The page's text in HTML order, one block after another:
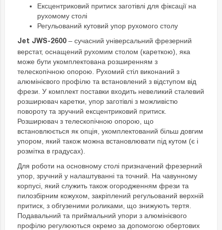
Ексцентриковий притиск заготівлі для фіксації на
рухомому столі
Регульований кутовий упор рухомого столу
Jet JWS-2600 – сучасний універсальний фрезерний
верстат, оснащений рухомим столом (кареткою), яка
може бути укомплектована розширенням з
телескопічною опорою. Рухомий стіл виконаний з
алюмінієвого профілю та встановлений з відступом від
фрези. У комплект поставки входить невеликий сталевий
розширювач каретки, упор заготівлі з можливістю
повороту та зручний ексцентриковий притиск.
Розширювач з телескопічною опорою, що
встановлюється як опція, укомплектований більш довгим
упором, який також можна встановлювати під кутом (є і
розмітка в градусах).
Для роботи на основному столі призначений фрезерний
упор, зручний у налаштуванні та точний. На чавунному
корпусі, який служить також огородженням фрези та
пилозбірним кожухом, закріплений регульований верхній
притиск, з обгузеними роликами, що знижують тертя.
Подавальний та приймальний упори з алюмінієвого
профілю регулюються окремо за допомогою обертових